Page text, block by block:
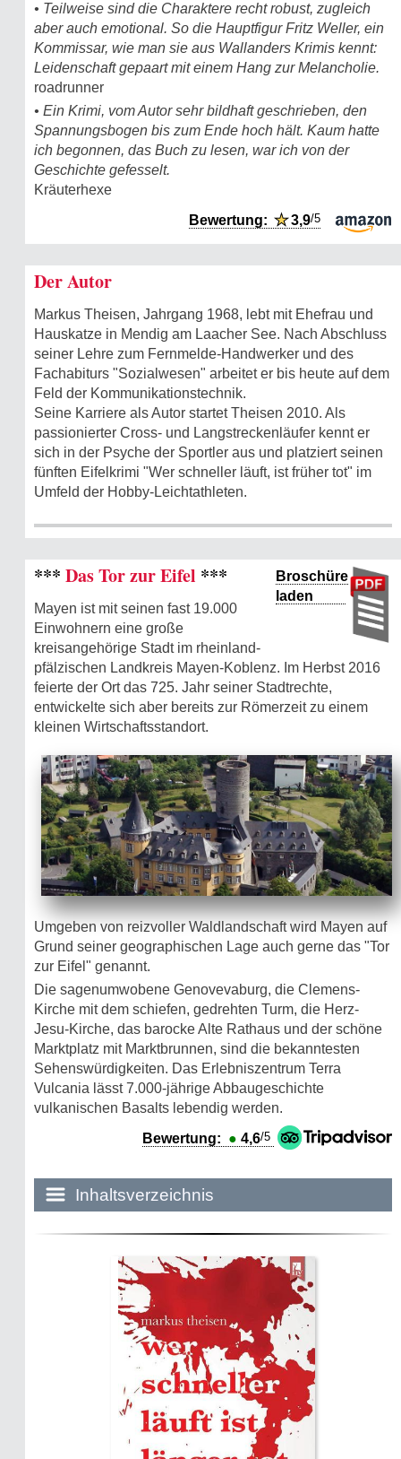
• Teilweise sind die Charaktere recht robust, zugleich
aber auch emotional. So die Hauptfigur Fritz Weller, ein
Kommissar, wie man sie aus Wallanders Krimis kennt:
Leidenschaft gepaart mit einem Hang zur Melancholie.
roadrunner
• Ein Krimi, vom Autor sehr bildhaft geschrieben, den
Spannungsbogen bis zum Ende hoch hält. Kaum hatte
ich begonnen, das Buch zu lesen, war ich von der
Geschichte gefesselt.
Kräuterhexe
Bewertung:★3,9/5
Der Autor
Markus Theisen, Jahrgang 1968, lebt mit Ehefrau und
Hauskatze in Mendig am Laacher See. Nach Abschluss
seiner Lehre zum Fernmelde-Handwerker und des
Fachabiturs "Sozialwesen" arbeitet er bis heute auf dem
Feld der Kommunikations­technik.
Seine Karriere als Autor startet Theisen 2010. Als
passionierter Cross- und Langstreckenläufer kennt er
sich in der Psyche der Sportler aus und platziert seinen
fünften Eifelkrimi "Wer schneller läuft, ist früher tot" im
Umfeld der Hobby-Leichtathleten.
Broschüre
laden
*** Das Tor zur Eifel ***
Mayen ist mit seinen fast 19.000
Einwohnern eine große
kreisangehörige Stadt im rheinland-
pfälzischen Landkreis Mayen-Koblenz. Im Herbst 2016
feierte der Ort das 725. Jahr seiner Stadtrechte,
entwickelte sich aber bereits zur Römerzeit zu einem
kleinen Wirtschaftsstandort.
Umgeben von reizvoller Waldlandschaft wird Mayen auf
Grund seiner geographischen Lage auch gerne das "Tor
zur Eifel" genannt.
Die sagenumwobene Genovevaburg, die Clemens-
Kirche mit dem schiefen, gedrehten Turm, die Herz-
Jesu-Kirche, das barocke Alte Rathaus und der schöne
Marktplatz mit Marktbrunnen, sind die bekanntesten
Sehenswürdigkeiten. Das Erlebniszentrum Terra
Vulcania lässt 7.000-jährige Abbaugeschichte
vulkanischen Basalts lebendig werden.
Bewertung: ● 4,6/5
Inhaltsverzeichnis
Historie:
Die dunkle Seite
Mythen, Märchen & Legenden (2025)
Sightseeing:
Die Eifel entdecken
Eifelevents